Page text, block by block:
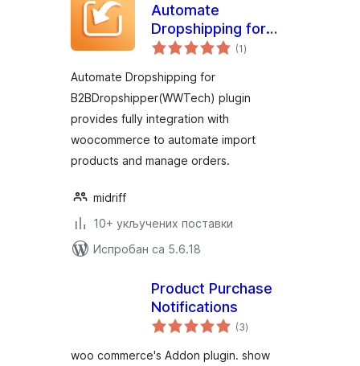
Automate
Dropshipping for
B2BDropshipper(WWTech)
(1укупних
оцена
)
Automate Dropshipping for
B2BDropshipper(WWTech) plugin
provides fully integration with
woocommerce to automate import
products and manage orders.
midriff
10+ укључених поставки
Испробан са 5.6.18
Product Purchase
Notifications
(3укупних
оцена
)
woo commerce's Addon plugin. show